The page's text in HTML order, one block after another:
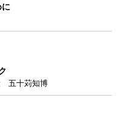
五十苅知博